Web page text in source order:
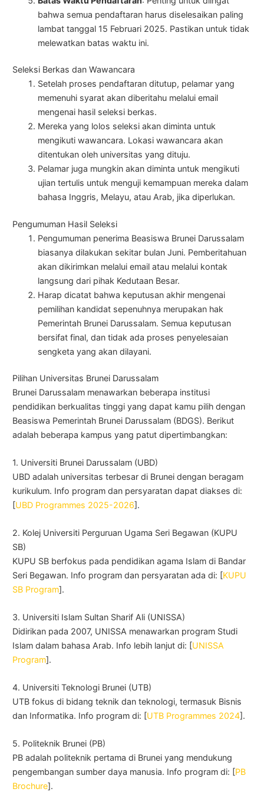
bahwa semua pendaftaran harus diselesaikan paling
lambat tanggal 15 Februari 2025. Pastikan untuk tidak
melewatkan batas waktu ini.
Seleksi Berkas dan Wawancara
Setelah proses pendaftaran ditutup, pelamar yang
memenuhi syarat akan diberitahu melalui email
mengenai hasil seleksi berkas.
Mereka yang lolos seleksi akan diminta untuk
mengikuti wawancara. Lokasi wawancara akan
ditentukan oleh universitas yang dituju.
Pelamar juga mungkin akan diminta untuk mengikuti
ujian tertulis untuk menguji kemampuan mereka dalam
bahasa Inggris, Melayu, atau Arab, jika diperlukan.
Pengumuman Hasil Seleksi
Pengumuman penerima Beasiswa Brunei Darussalam
biasanya dilakukan sekitar bulan Juni. Pemberitahuan
akan dikirimkan melalui email atau melalui kontak
langsung dari pihak Kedutaan Besar.
Harap dicatat bahwa keputusan akhir mengenai
pemilihan kandidat sepenuhnya merupakan hak
Pemerintah Brunei Darussalam. Semua keputusan
bersifat final, dan tidak ada proses penyelesaian
sengketa yang akan dilayani.
Pilihan Universitas Brunei Darussalam
Brunei Darussalam menawarkan beberapa institusi
pendidikan berkualitas tinggi yang dapat kamu pilih dengan
Beasiswa Pemerintah Brunei Darussalam (BDGS). Berikut
adalah beberapa kampus yang patut dipertimbangkan:
1. Universiti Brunei Darussalam (UBD)
UBD adalah universitas terbesar di Brunei dengan beragam
kurikulum. Info program dan persyaratan dapat diakses di:
[UBD Programmes 2025-2026].
2. Kolej Universiti Perguruan Ugama Seri Begawan (KUPU
SB)
KUPU SB berfokus pada pendidikan agama Islam di Bandar
Seri Begawan. Info program dan persyaratan ada di: [KUPU
SB Program].
3. Universiti Islam Sultan Sharif Ali (UNISSA)
Didirikan pada 2007, UNISSA menawarkan program Studi
Islam dalam bahasa Arab. Info lebih lanjut di: [UNISSA
Program].
4. Universiti Teknologi Brunei (UTB)
UTB fokus di bidang teknik dan teknologi, termasuk Bisnis
dan Informatika. Info program di: [UTB Programmes 2024].
5. Politeknik Brunei (PB)
PB adalah politeknik pertama di Brunei yang mendukung
pengembangan sumber daya manusia. Info program di: [PB
Brochure].